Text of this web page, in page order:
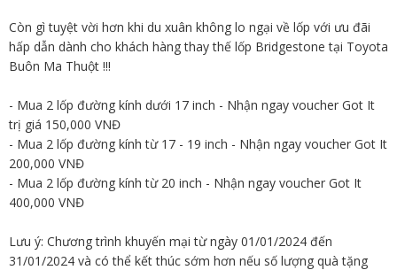
Còn gì tuyệt vời hơn khi du xuân không lo ngại về lốp với ưu đãi
hấp dẫn dành cho khách hàng thay thế lốp Bridgestone tại Toyota
Buôn Ma Thuột !!!
- Mua 2 lốp đường kính dưới 17 inch - Nhận ngay voucher Got It
trị giá 150,000 VNĐ
- Mua 2 lốp đường kính từ 17 - 19 inch - Nhận ngay voucher Got It
200,000 VNĐ
- Mua 2 lốp đường kính từ 20 inch - Nhận ngay voucher Got It
400,000 VNĐ
Lưu ý: Chương trình khuyến mại từ ngày 01/01/2024 đến
31/01/2024 và có thể kết thúc sớm hơn nếu số lượng quà tặng